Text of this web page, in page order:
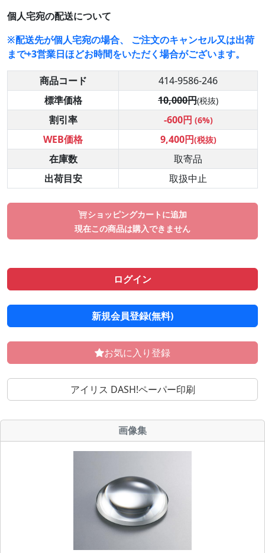
個人宅宛の配送について
※配送先が個人宅宛の場合、 ご注文のキャンセル又は出荷
まで+3営業日ほどお時間をいただく場合がございます。
商品コード
414-9586-246
標準価格
10,000円(税抜)
割引率 -600円 (6%)
WEB価格 9,400円(税抜)
在庫数
取寄品
出荷目安
取扱中止
ショッピングカートに追加
現在この商品は購入できません
ログイン
新規会員登録(無料)
お気に入り登録
アイリス DASH!ペーパー印刷
画像集